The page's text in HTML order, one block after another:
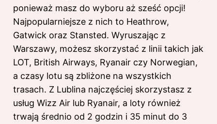
ponieważ masz do wyboru aż sześć opcji!
Najpopularniejsze z nich to Heathrow,
Gatwick oraz Stansted. Wyruszając z
Warszawy, możesz skorzystać z linii takich jak
LOT, British Airways, Ryanair czy Norwegian,
a czasy lotu są zbliżone na wszystkich
trasach. Z Lublina najczęściej skorzystasz z
usług Wizz Air lub Ryanair, a loty również
trwają średnio od 2 godzin i 35 minut do 3